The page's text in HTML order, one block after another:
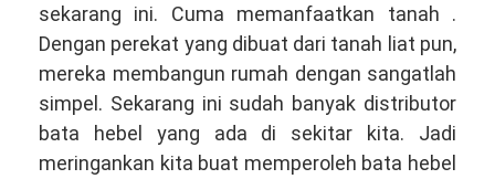
sekarang ini. Cuma memanfaatkan tanah .
Dengan perekat yang dibuat dari tanah liat pun,
mereka membangun rumah dengan sangatlah
simpel. Sekarang ini sudah banyak distributor
bata hebel yang ada di sekitar kita. Jadi
meringankan kita buat memperoleh bata hebel